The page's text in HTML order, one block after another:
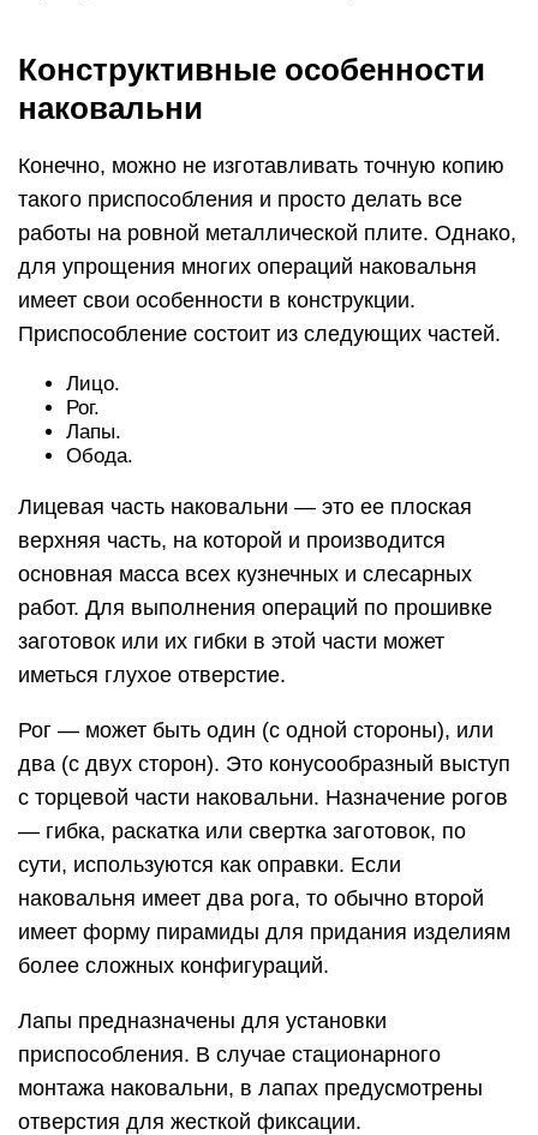
Конструктивные особенности
наковальни
Конечно, можно не изготавливать точную копию
такого приспособления и просто делать все
работы на ровной металлической плите. Однако,
для упрощения многих операций наковальня
имеет свои особенности в конструкции.
Приспособление состоит из следующих частей.
Лицо.
Рог.
Лапы.
Обода.
Лицевая часть наковальни — это ее плоская
верхняя часть, на которой и производится
основная масса всех кузнечных и слесарных
работ. Для выполнения операций по прошивке
заготовок или их гибки в этой части может
иметься глухое отверстие.
Рог — может быть один (с одной стороны), или
два (с двух сторон). Это конусообразный выступ
с торцевой части наковальни. Назначение рогов
— гибка, раскатка или свертка заготовок, по
сути, используются как оправки. Если
наковальня имеет два рога, то обычно второй
имеет форму пирамиды для придания изделиям
более сложных конфигураций.
Лапы предназначены для установки
приспособления. В случае стационарного
монтажа наковальни, в лапах предусмотрены
отверстия для жесткой фиксации.